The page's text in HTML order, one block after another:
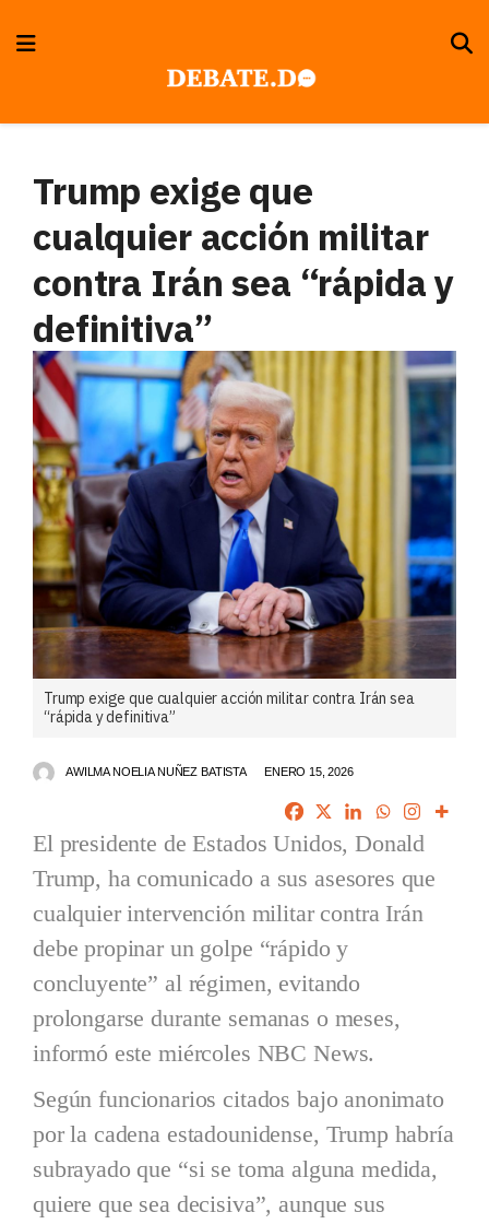
Trump exige que
cualquier acción militar
contra Irán sea “rápida y
definitiva”
Trump exige que cualquier acción militar contra Irán sea
“rápida y definitiva”
AWILMA NOELIA NUÑEZ BATISTA ENERO 15, 2026
El presidente de Estados Unidos, Donald
Trump, ha comunicado a sus asesores que
cualquier intervención militar contra Irán
debe propinar un golpe “rápido y
concluyente” al régimen, evitando
prolongarse durante semanas o meses,
informó este miércoles NBC News.
Según funcionarios citados bajo anonimato
por la cadena estadounidense, Trump habría
subrayado que “si se toma alguna medida,
quiere que sea decisiva”, aunque sus